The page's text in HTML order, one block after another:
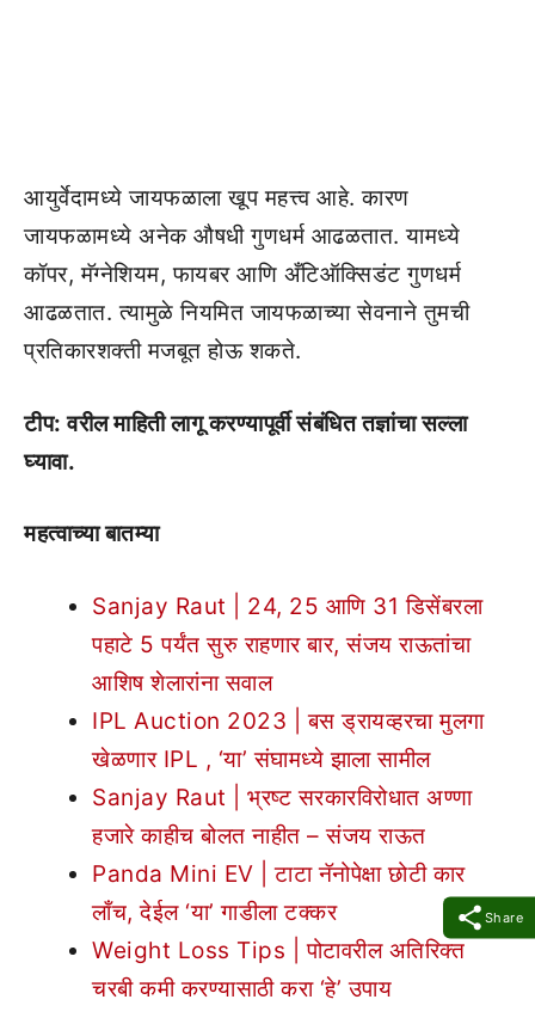
Share
आयुर्वेदामध्ये जायफळाला खूप महत्त्व आहे. कारण
जायफळामध्ये अनेक औषधी गुणधर्म आढळतात. यामध्ये
कॉपर, मॅग्नेशियम, फायबर आणि अँटिऑक्सिडंट गुणधर्म
आढळतात. त्यामुळे नियमित जायफळाच्या सेवनाने तुमची
प्रतिकारशक्ती मजबूत होऊ शकते.
टीप: वरील माहिती लागू करण्यापूर्वी संबंधित तज्ञांचा सल्ला
घ्यावा.
महत्वाच्या बातम्या
Sanjay Raut | 24, 25 आणि 31 डिसेंबरला
पहाटे 5 पर्यंत सुरु राहणार बार, संजय राऊतांचा
आशिष शेलारांना सवाल
IPL Auction 2023 | बस ड्रायव्हरचा मुलगा
खेळणार IPL , ‘या’ संघामध्ये झाला सामील
Sanjay Raut | भ्रष्ट सरकारविरोधात अण्णा
हजारे काहीच बोलत नाहीत – संजय राऊत
Panda Mini EV | टाटा नॅनोपेक्षा छोटी कार
लाँच, देईल ‘या’ गाडीला टक्कर
Weight Loss Tips | पोटावरील अतिरिक्त
चरबी कमी करण्यासाठी करा ‘हे’ उपाय